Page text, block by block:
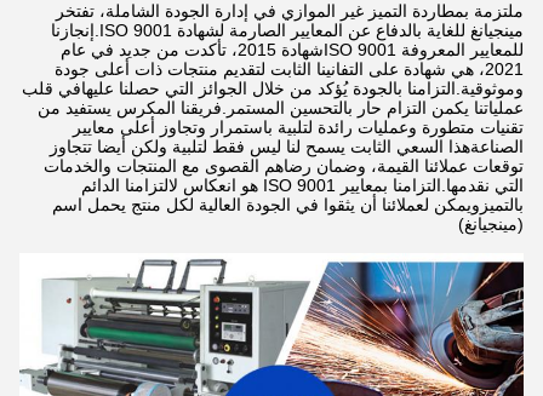
ملتزمة بمطاردة التميز غير الموازي في إدارة الجودة الشاملة، تفتخر
مينجيانغ للغاية بالدفاع عن المعايير الصارمة لشهادة ISO 9001.إنجازنا
للمعايير المعروفة ISO 9001شهادة 2015، تأكدت من جديد في عام
2021، هي شهادة على التفانينا الثابت لتقديم منتجات ذات أعلى جودة
وموثوقية.التزامنا بالجودة يُؤكد من خلال الجوائز التي حصلنا عليهافي قلب
عملياتنا يكمن التزام حار بالتحسين المستمر.فريقنا المكرس يستفيد من
تقنيات متطورة وعمليات رائدة لتلبية باستمرار وتجاوز أعلى معايير
الصناعةهذا السعي الثابت يسمح لنا ليس فقط لتلبية ولكن أيضا تتجاوز
توقعات عملائنا القيمة، وضمان رضاهم القصوى مع المنتجات والخدمات
التي نقدمها.التزامنا بمعايير ISO 9001 هو انعكاس لالتزامنا الدائم
بالتميزويمكن لعملائنا أن يثقوا في الجودة العالية لكل منتج يحمل اسم
(مينجيانغ)